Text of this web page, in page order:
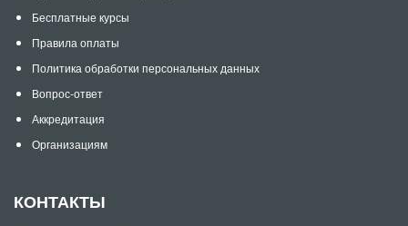
Бесплатные курсы
Правила оплаты
Политика обработки персональных данных
Вопрос-ответ
Аккредитация
Организациям
КОНТАКТЫ